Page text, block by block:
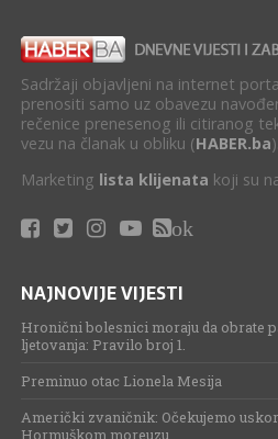
Sadržaji objavljeni na internet
prenositi samo uz obavezu
rečenice prenesenog ili citiranog
vezu na članak u obliku (HABER.ba).
Marketing lista klijenata koji su
ok
NAJNOVIJE VIJESTI
Hronični bolesnici moraju da obrate
ljetovanja: Pravilo broj 1.
Preminuo otac Lionela Mesija
Američki zvaničnik: Očekujemo
Hormuškom moreuzu